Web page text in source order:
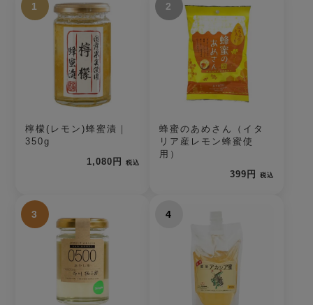
1
檸檬(レモン)蜂蜜漬｜
350g
1,080円
税込
2
蜂蜜のあめさん（イタ
リア産レモン蜂蜜使
用）
399円
税込
3 4